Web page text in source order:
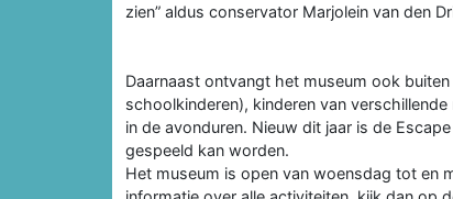
zien” aldus conservator Marjolein van den
Daarnaast ontvangt het museum ook
schoolkinderen), kinderen van
in de avonduren. Nieuw dit jaar is de
gespeeld kan worden.
Het museum is open van woensdag tot en